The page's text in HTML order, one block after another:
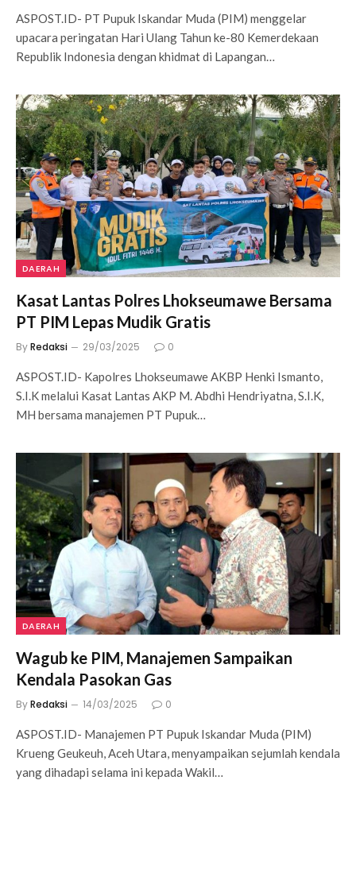
ASPOST.ID- PT Pupuk Iskandar Muda (PIM) menggelar
upacara peringatan Hari Ulang Tahun ke-80 Kemerdekaan
Republik Indonesia dengan khidmat di Lapangan…
DAERAH
Kasat Lantas Polres Lhokseumawe Bersama
PT PIM Lepas Mudik Gratis
ByRedaksi 29/03/2025 0
ASPOST.ID- Kapolres Lhokseumawe AKBP Henki Ismanto,
S.I.K melalui Kasat Lantas AKP M. Abdhi Hendriyatna, S.I.K,
MH bersama manajemen PT Pupuk…
DAERAH
Wagub ke PIM, Manajemen Sampaikan
Kendala Pasokan Gas
ByRedaksi 14/03/2025 0
ASPOST.ID- Manajemen PT Pupuk Iskandar Muda (PIM)
Krueng Geukeuh, Aceh Utara, menyampaikan sejumlah kendala
yang dihadapi selama ini kepada Wakil…